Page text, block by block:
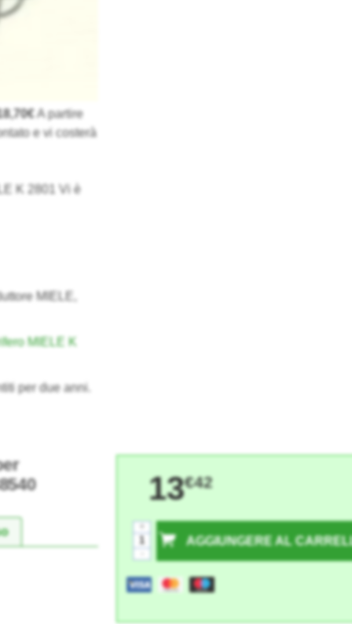
18,70€ A partire
e vi costerà
K 2801 Vi è
MIELE,
MIELE K
per due anni.
13€42
AGGIUNGERE AL